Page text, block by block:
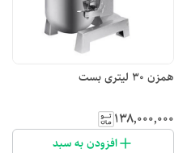
همزن ۳۰ لیتری بست
۱۳۸٬۰۰۰٬۰۰۰
افزودن به سبد